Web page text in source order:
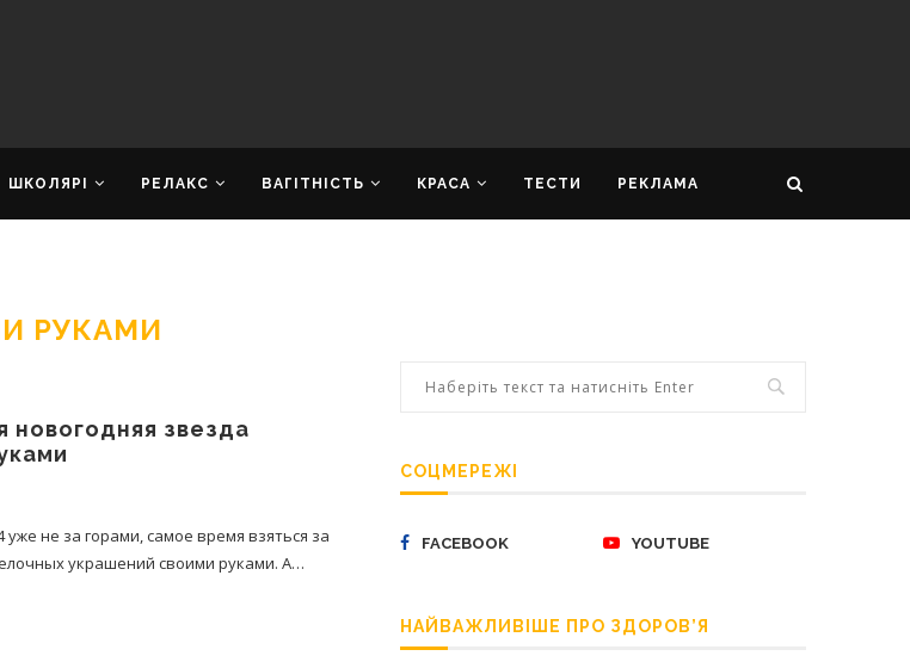
ШКОЛЯРІ РЕЛАКС ВАГІТНІСТЬ КРАСА ТЕСТИ РЕКЛАМА
РУКАМИ
новогодняя звезда
уже не за горами, самое время взяться за
украшений своими руками. А…
СОЦМЕРЕЖІ
FACEBOOK YOUTUBE
НАЙВАЖЛИВІШЕ ПРО ЗДОРОВ’Я